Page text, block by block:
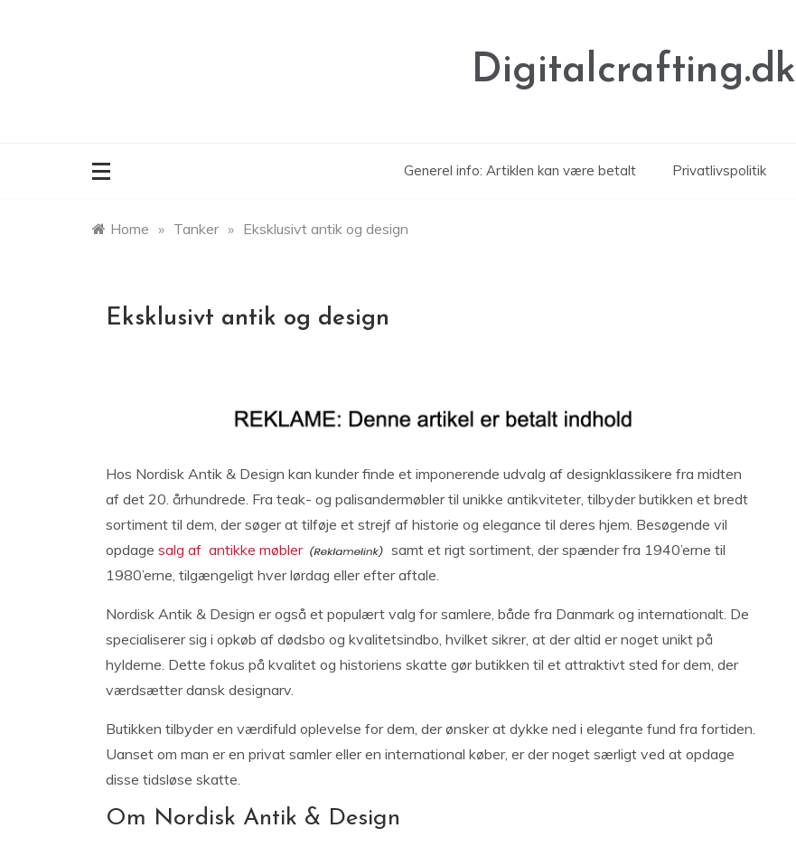
Digitalcrafting.dk
Generel info: Artiklen kan være betalt Privatlivspolitik
Home » Tanker » Eksklusivt antik og design
Eksklusivt antik og design
Hos Nordisk Antik & Design kan kunder finde et imponerende udvalg af designklassikere fra midten
af det 20. århundrede. Fra teak- og palisandermøbler til unikke antikviteter, tilbyder butikken et bredt
sortiment til dem, der søger at tilføje et strejf af historie og elegance til deres hjem. Besøgende vil
opdage salg af antikke møbler
samt et rigt sortiment, der spænder fra 1940’erne til
1980’erne, tilgængeligt hver lørdag eller efter aftale.
Nordisk Antik & Design er også et populært valg for samlere, både fra Danmark og internationalt. De
specialiserer sig i opkøb af dødsbo og kvalitetsindbo, hvilket sikrer, at der altid er noget unikt på
hylderne. Dette fokus på kvalitet og historiens skatte gør butikken til et attraktivt sted for dem, der
værdsætter dansk designarv.
Butikken tilbyder en værdifuld oplevelse for dem, der ønsker at dykke ned i elegante fund fra fortiden.
Uanset om man er en privat samler eller en international køber, er der noget særligt ved at opdage
disse tidsløse skatte.
Om Nordisk Antik & Design